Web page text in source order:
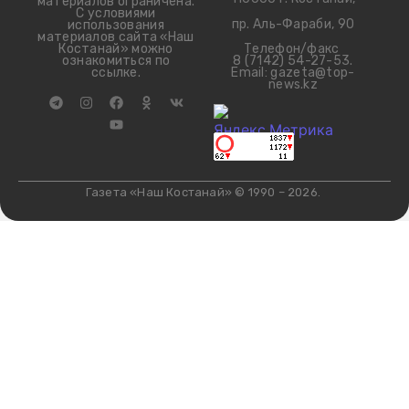
С условиями
использования
материалов сайта «Наш
Костанай» можно
ознакомиться по
ссылке.
пр. Аль-Фараби, 90
Телефон/факс
8 (7142) 54-27-53.
Email: gazeta@top-
news.kz
Газета «Наш Костанай» © 1990 – 2026.